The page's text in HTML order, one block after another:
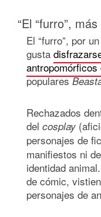
“El “furro”,
El “furro”, por
gusta
antropomórficos
populares
Rechazados
del cosplay
personajes de
manifiestos ni
identidad
de cómic,
personajes de